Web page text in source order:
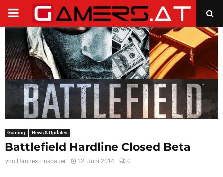
PRIMARY
MENU
Gaming News & Updates
Battlefield Hardline Closed Beta
von Hannes Linsbauer 12. Juni 2014 0